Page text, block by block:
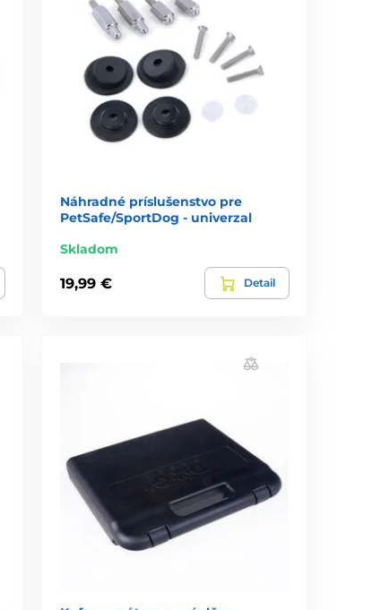
Náhradné príslušenstvo pre
PetSafe/SportDog - univerzal
Skladom
19,99 € Detail